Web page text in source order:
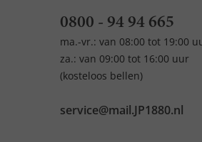
0800 - 94 94 665
ma.-vr.: van 08:00 tot 19:00
za.: van 09:00 tot 16:00 uur
(kosteloos bellen)
service@mail.JP1880.nl